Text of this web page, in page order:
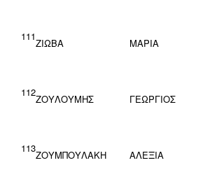
111
ΖΙΩΒΑ ΜΑΡΙΑ
112
ΖΟΥΛΟΥΜΗΣ ΓΕΩΡΓΙΟΣ
113
ΖΟΥΜΠΟΥΛΑΚΗ ΑΛΕΞΙΑ